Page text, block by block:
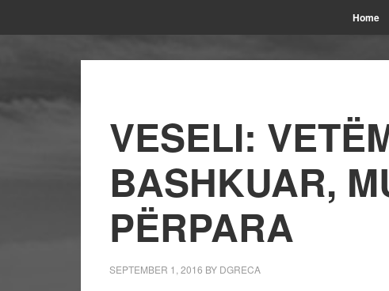
Home
VESELI:
BASHKUAR,
PËRPARA
SEPTEMBER 1, 2016 BY DGRECA